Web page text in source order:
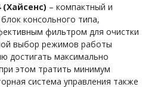
(Хайсенс) – компактный и
консольного типа,
фильтром для очистки
выбор режимов работы
достигать максимально
этом тратить минимум
система управления также